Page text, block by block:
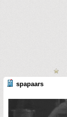
spapaars